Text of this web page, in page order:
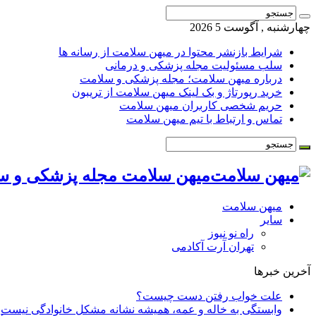
چهارشنبه , آگوست 5 2026
شرایط بازنشر محتوا در میهن سلامت از رسانه ها
سلب مسئولیت مجله پزشکی و درمانی
درباره میهن سلامت؛ مجله پزشکی و سلامت
خرید رپورتاژ و بک لینک میهن سلامت از تریبون
حریم شخصی کاربران میهن سلامت
تماس و ارتباط با تیم میهن سلامت
میهن سلامت مجله پزشکی و
میهن سلامت
سایر
راه نو نیوز
تهران آرت آکادمی
آخرین خبرها
علت خواب رفتن دست چیست؟
وابستگی به خاله و عمه، همیشه نشانه مشکل خانوادگی نیست